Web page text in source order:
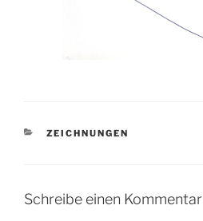
KATEGORIEN
ZEICHNUNGEN
Schreibe einen Kommentar